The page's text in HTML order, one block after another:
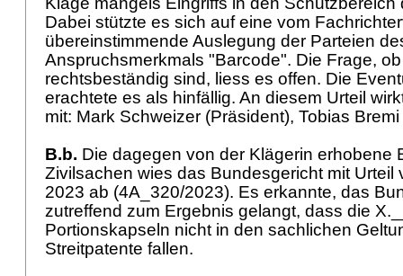
Dabei stützte es sich auf eine vom
übereinstimmende Auslegung der Parteien
Anspruchsmerkmals "Barcode". Die Frage,
rechtsbeständig sind, liess es offen. Die
erachtete es als hinfällig. An diesem Urteil
mit: Mark Schweizer (Präsident), Tobias
B.b. Die dagegen von der Klägerin erhobene
Zivilsachen wies das Bundesgericht mit Urteil
2023 ab (4A_320/2023). Es erkannte, das
zutreffend zum Ergebnis gelangt, dass die
Portionskapseln nicht in den sachlichen
Streitpatente fallen.